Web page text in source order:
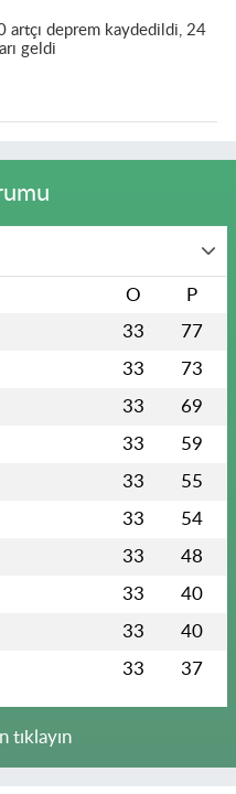
artçı deprem kaydedildi, 24
geldi
O P
33 77
33 73
33 69
33 59
33 55
33 54
33 48
33 40
33 40
33 37
tıklayın